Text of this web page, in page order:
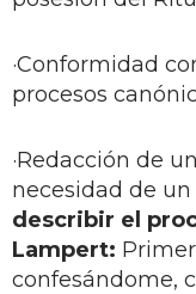
·Conformidad
procesos
·Redacción de
necesidad de
describir el
Lampert:
confesándome,